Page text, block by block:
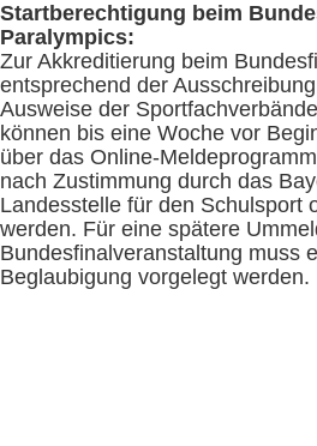
Startberechtigung beim
Paralympics:
Zur Akkreditierung beim
entsprechend der
Ausweise der
können bis eine Woche vor
über das Online-
nach Zustimmung durch das
Landesstelle für den Schulsport
werden. Für eine spätere
Bundesfinalveranstaltung muss
Beglaubigung vorgelegt werden.